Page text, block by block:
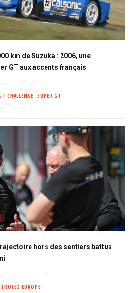
km de Suzuka : 2006, une
GT aux accents français
CHALLENGE SUPER GT
hors des sentiers battus
EUROPE